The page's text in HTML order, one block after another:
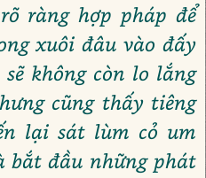
ràng hợp pháp để
xuôi đâu vào đấy
không còn lo lắng
cũng thấy tiêng
lại sát lùm cỏ um
bắt đầu những phát